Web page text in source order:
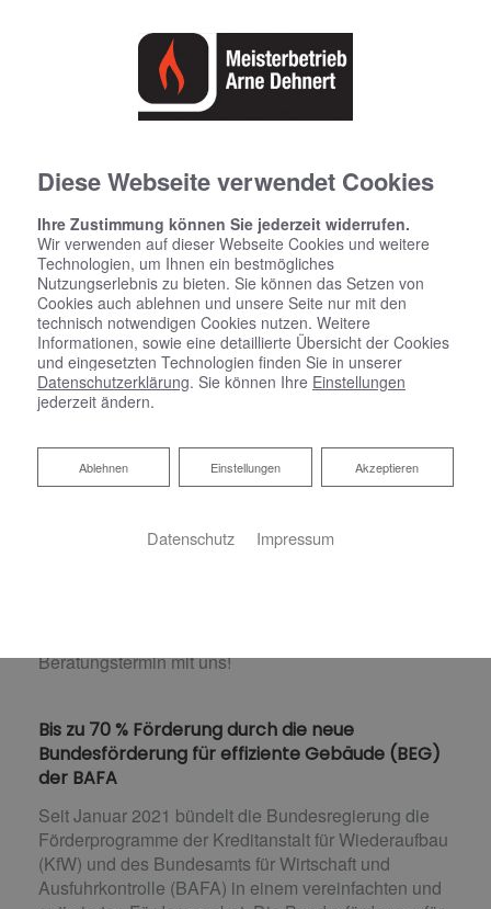
und Modernisierung
Beratungstermin mit uns!
Bis zu 70 % Förderung durch die neue
Bundesförderung für effiziente Gebäude (BEG)
der BAFA
Seit Januar 2021 bündelt die Bundesregierung die
Förderprogramme der Kreditanstalt für Wiederaufbau
(KfW) und des Bundesamts für Wirtschaft und
Ausfuhrkontrolle (BAFA) in einem vereinfachten und
Diese Webseite verwendet Cookies
Ihre Zustimmung können Sie jederzeit widerrufen.
Wir verwenden auf dieser Webseite Cookies und weitere
Technologien, um Ihnen ein bestmögliches
Nutzungserlebnis zu bieten. Sie können das Setzen von
Cookies auch ablehnen und unsere Seite nur mit den
technisch notwendigen Cookies nutzen. Weitere
Informationen, sowie eine detaillierte Übersicht der Cookies
und eingesetzten Technologien finden Sie in unserer
Datenschutzerklärung. Sie können Ihre Einstellungen
jederzeit ändern.
Akzeptieren
Einstellungen
Ablehnen
Ablehnen
Datenschutz Impressum